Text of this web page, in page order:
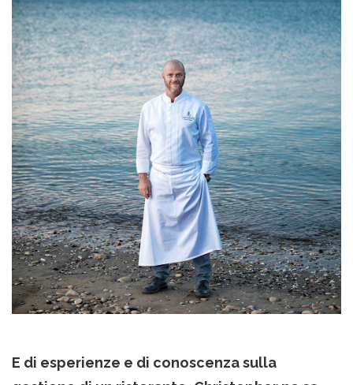
E di esperienze e di conoscenza sulla